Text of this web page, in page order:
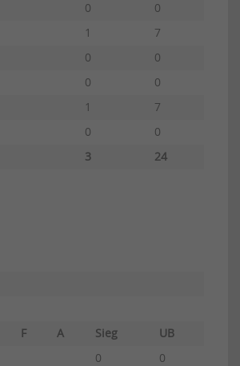
0
0
1
7
0
0
0
0
1
7
0
0
3
24
F A Sieg
UB
0 0